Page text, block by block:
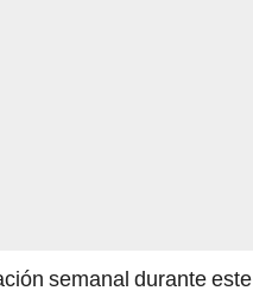
semanal durante